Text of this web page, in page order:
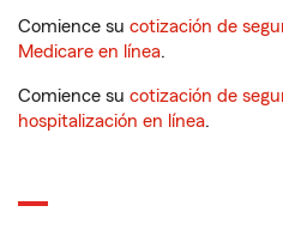
Comience su cotización de
Medicare en línea.
Comience su cotización de
hospitalización en línea.